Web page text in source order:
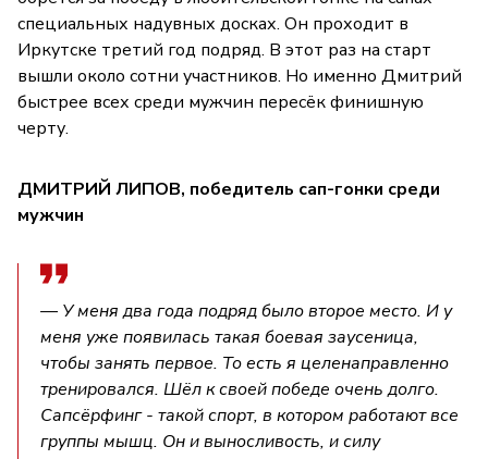
специальных надувных досках. Он проходит в
Иркутске третий год подряд. В этот раз на старт
вышли около сотни участников. Но именно Дмитрий
быстрее всех среди мужчин пересёк финишную
черту.
ДМИТРИЙ ЛИПОВ, победитель сап-гонки среди
мужчин
— У меня два года подряд было второе место. И у
меня уже появилась такая боевая заусеница,
чтобы занять первое. То есть я целенаправленно
тренировался. Шёл к своей победе очень долго.
Сапсёрфинг - такой спорт, в котором работают все
группы мышц. Он и выносливость, и силу